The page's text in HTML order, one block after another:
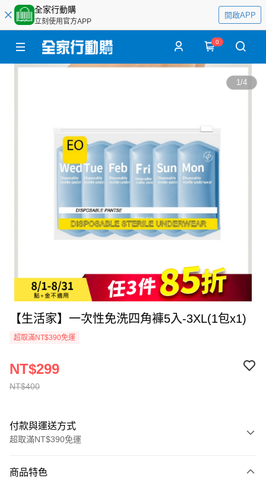
全家行動購
立刻使用官方APP
開啟APP
0
1/4
【生活家】一次性免洗四角褲5入-3XL(1包x1)
超取滿NT$390免運
NT$400
NT$299
付款與運送方式
超取滿NT$390免運
全家線上支付
商品特色